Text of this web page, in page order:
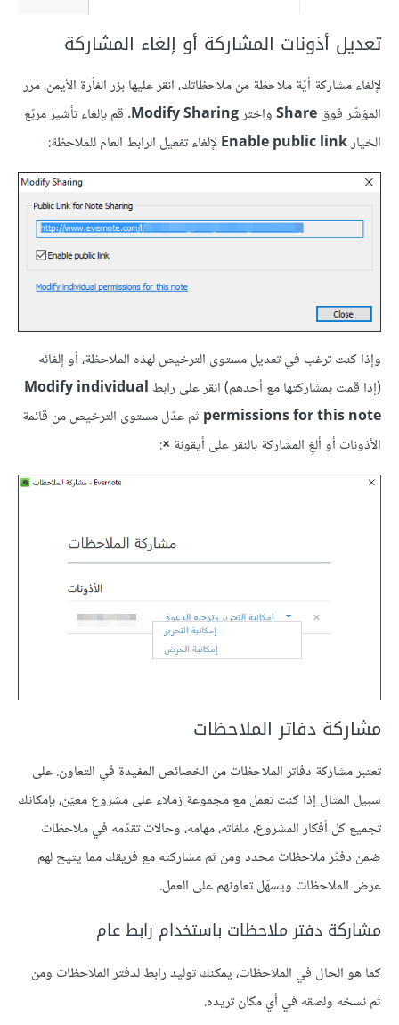
تعديل أذونات المشاركة أو إلغاء المشاركة
لإلغاء مشاركة أيّة ملاحظة من ملاحظاتك، انقر عليها بزر الفأرة الأيمن، مرر
المؤشّر فوقShareواخترModify Sharing. قم بإلغاء تأشير مربّع
الخيارEnable public linkلإلغاء تفعيل الرابط العام للملاحظة:
وإذا كنت ترغب في تعديل مستوى الترخيص لهذه الملاحظة، أو إلغائه
(إذا قمت بمشاركتها مع أحدهم) انقر على رابطModify individual
permissions for this note ثم عدّل مستوى الترخيص من قائمة
الأذونات أو ألغِ المشاركة بالنقر على أيقونة ×
:
مشاركة دفاتر الملاحظات
تعتبر مشاركة دفاتر الملاحظات من الخصائص المفيدة في التعاون. على
سبيل المثال إذا كنت تعمل مع مجموعة زملاء على مشروع معيّن، بإمكانك
تجميع كل أفكار المشروع، ملفاته، مهامه، وحالات تقدّمه في ملاحظات
ضمن دفتّر ملاحظات محدد ومن ثم مشاركته مع فريقك مما يتيح لهم
عرض الملاحظات ويسهّل تعاونهم على العمل.
مشاركة دفتر ملاحظات باستخدام رابط عام
كما هو الحال في الملاحظات، يمكنك توليد رابط لدفتر الملاحظات ومن
ثم نسخه ولصقه في أي مكان تريده.